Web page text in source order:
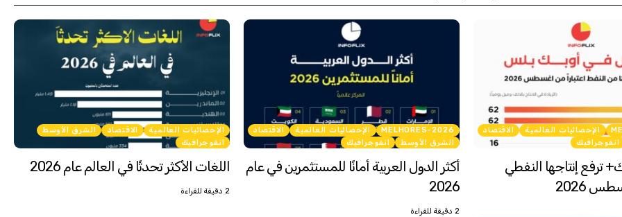
الإحصائيات العالمية
الاقتصاد
انفوجرافيك
ترفع إنتاجها النفطي
2026
MELHORES-2026 الإحصائيات العالمية
الاقتصاد
الشرق الأوسط
انفوجرافيك
أكثر الدول العربية أمانًا للمستثمرين في عام
2026
2 دقيقة للقراءة
الإحصائيات العالمية الاقتصاد
الشرق الأوسط
انفوجرافيك
اللغات الأكثر تحدثًا في العالم عام 2026
2 دقيقة للقراءة